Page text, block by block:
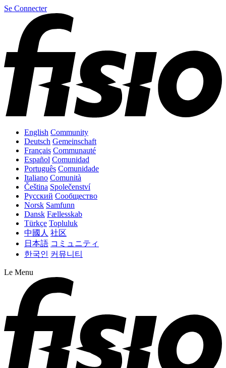
Se Connecter
English Community
Deutsch Gemeinschaft
Français Communauté
Español Comunidad
Português Comunidade
Italiano Comunità
Čeština Společenství
Русский Сообщество
Norsk Samfunn
Dansk Fællesskab
Türkçe Topluluk
中國人 社区
日本語 コミュニティ
한국인 커뮤니티
Le Menu